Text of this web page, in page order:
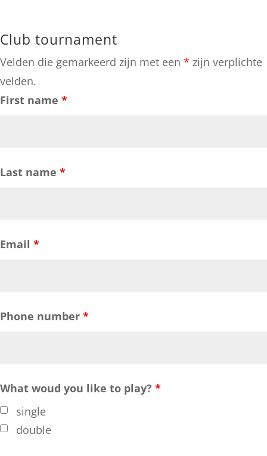
Club tournament
Velden die gemarkeerd zijn met een * zijn verplichte
velden.
First name *
Last name *
Email *
Phone number *
What woud you like to play? *
single
double